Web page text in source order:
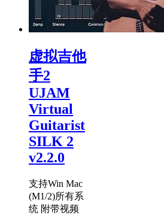
虚拟吉他
手2
UJAM
Virtual
Guitarist
SILK 2
v2.2.0
支持Win Mac
(M1/2)所有系
统 附带视频